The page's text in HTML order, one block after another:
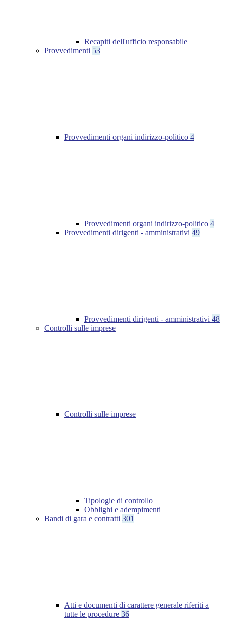
Recapiti dell'ufficio responsabile
Provvedimenti 53
Provvedimenti organi indirizzo-politico 4
Provvedimenti organi indirizzo-politico 4
Provvedimenti dirigenti - amministrativi 49
Provvedimenti dirigenti - amministrativi 48
Controlli sulle imprese
Controlli sulle imprese
Tipologie di controllo
Obblighi e adempimenti
Bandi di gara e contratti 301
Atti e documenti di carattere generale riferiti a
tutte le procedure 36